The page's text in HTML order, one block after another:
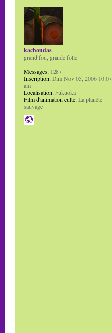
kachoudas
grand fou, grande folle
Messages: 1287
Inscription:Dim Nov 05, 2006 10:07
am
Localisation:Fukuoka
Film d'animation culte:La planète
sauvage